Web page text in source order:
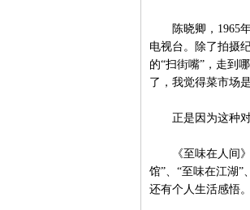
陈晓卿，1965年
电视台。除了拍摄
的“扫街嘴”，走到
了，我觉得菜市场
正是因为这种对“
《至味在人间》
馆”、“至味在江湖”
还有个人生活感悟。